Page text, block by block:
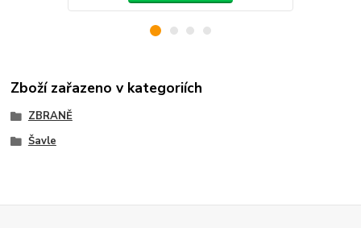
Zboží zařazeno v kategoriích
ZBRANĚ
Šavle